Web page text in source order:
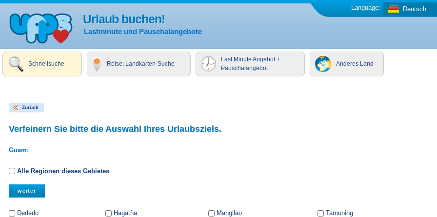
Urlaub buchen!
Lastminute und Pauschalangebote
Deutsch
Language:
Schnellsuche Reise: Landkarten-Suche
Last Minute Angebot +
Pauschalangebot
Anderes Land
Zurück
Verfeinern Sie bitte die Auswahl Ihres Urlaubsziels.
Guam:
Alle Regionen dieses Gebietes
Dededo Hagåtña Mangilao Tamuning